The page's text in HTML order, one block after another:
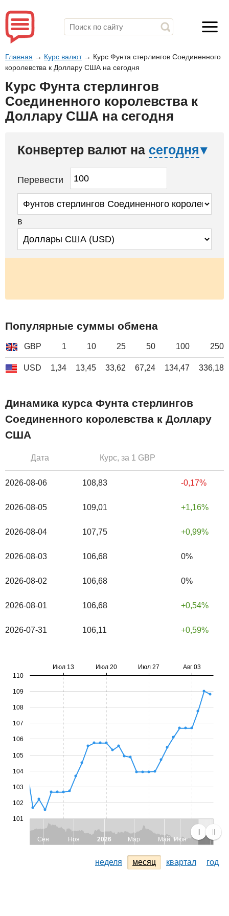
Главная → Курс валют→ Курс Фунта стерлингов Соединенного
королевства к Доллару США на сегодня
Курс Фунта стерлингов
Соединенного королевства к
Доллару США на сегодня
Конвертер валют на сегодня
Перевести
в
Популярные суммы обмена
GBP 1 10 25 50 100 250
USD 1,34 13,45 33,62 67,24 134,47 336,18
Динамика курса Фунта стерлингов
Соединенного королевства к Доллару
США
Дата Курс, за 1 GBP
2026-08-06 108,83 -0,17%
2026-08-05 109,01 1,16%
2026-08-04 107,75 0,99%
2026-08-03 106,68 0%
2026-08-02 106,68 0%
2026-08-01 106,68 0,54%
2026-07-31 106,11 0,59%
Сен Ноя 2026 Мар Май Июн
Июл 13 Июл 20 Июл 27 Авг 03
101
102
103
104
105
106
107
108
109
110
неделя месяц квартал год